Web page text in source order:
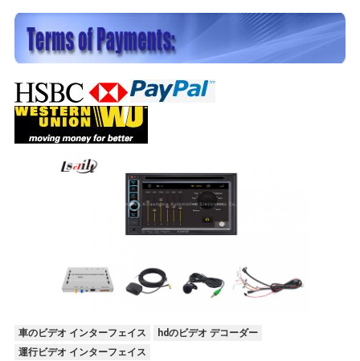
車のビデオ インターフェイス
hdのビデオ デコーダー
運行ビデオ インターフェイス